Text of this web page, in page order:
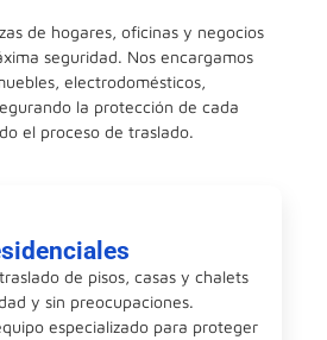
de hogares, oficinas y negocios
seguridad. Nos encargamos
electrodomésticos,
la protección de cada
el proceso de traslado.
de pisos, casas y chalets
y sin preocupaciones.
especializado para proteger